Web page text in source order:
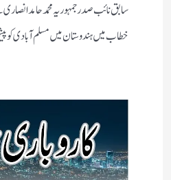
سابق نائب صدر جمہوریہ محمد حامد
خطاب میں ہندوستان میں مسلم آبادی کو